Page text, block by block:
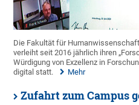
Die Fakultät für
verleiht seit 2016 jährlich ihren
Würdigung von Exzellenz in
digital statt.
Mehr
Zufahrt zum Campus